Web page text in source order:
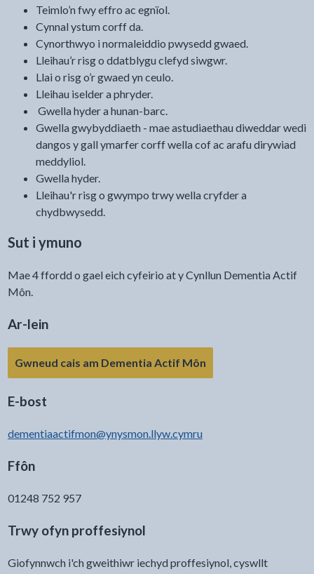
Teimlo’n fwy effro ac egnïol.
Cynnal ystum corff da.
Cynorthwyo i normaleiddio pwysedd gwaed.
Lleihau’r risg o ddatblygu clefyd siwgwr.
Llai o risg o’r gwaed yn ceulo.
Lleihau iselder a phryder.
Gwella hyder a hunan-barc.
Gwella gwybyddiaeth - mae astudiaethau diweddar wedi
dangos y gall ymarfer corff wella cof ac arafu dirywiad
meddyliol.
Gwella hyder.
Lleihau'r risg o gwympo trwy wella cryfder a
chydbwysedd.
Sut i ymuno
Mae 4 ffordd o gael eich cyfeirio at y Cynllun Dementia Actif
Môn.
Ar-lein
Gwneud cais am Dementia Actif Môn
E-bost
dementiaactifmon@ynysmon.llyw.cymru
Ffôn
01248 752 957
Trwy ofyn proffesiynol
Giofynnwch i'ch gweithiwr iechyd proffesiynol, cyswllt